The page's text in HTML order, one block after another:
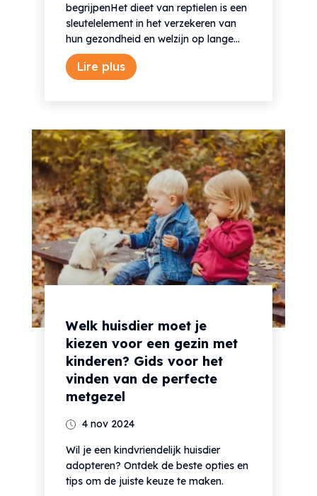
begrijpenHet dieet van reptielen is een
sleutelelement in het verzekeren van
hun gezondheid en welzijn op lange...
Lire plus
Welk huisdier moet je
kiezen voor een gezin met
kinderen? Gids voor het
vinden van de perfecte
metgezel
4 nov 2024
Wil je een kindvriendelijk huisdier
adopteren? Ontdek de beste opties en
tips om de juiste keuze te maken.